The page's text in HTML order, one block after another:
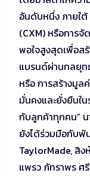
อันดับหนึ่ง ภายใ
(CXM) หรือการ
พอใจสูงสุดเพื่อส
แบรนด์ผ่านกลยุท
หรือ การสร้างมูล
มั่นคงและยั่งยืนใน
กับลูกค้าทุกคน” น
ยังได้ร่วมมือกับพั
TaylorMade, สิง
แพรว ภัทราพร ศ